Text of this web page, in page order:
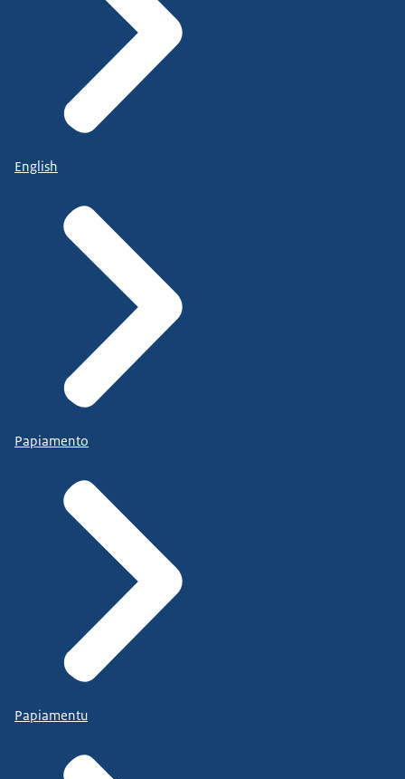
English
Papiamento
Papiamentu